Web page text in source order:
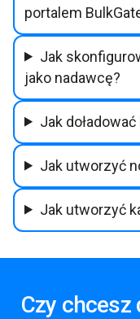
portalem
Jak
jako nadawcę?
Jak
Jak utworzyć
Jak utworzyć
Czy chcesz